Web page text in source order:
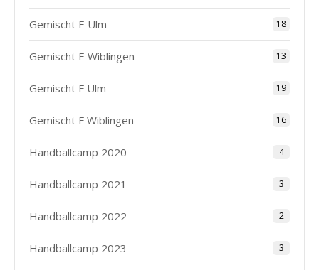
Gemischt E Ulm 18
Gemischt E Wiblingen 13
Gemischt F Ulm 19
Gemischt F Wiblingen 16
Handballcamp 2020 4
Handballcamp 2021 3
Handballcamp 2022 2
Handballcamp 2023 3